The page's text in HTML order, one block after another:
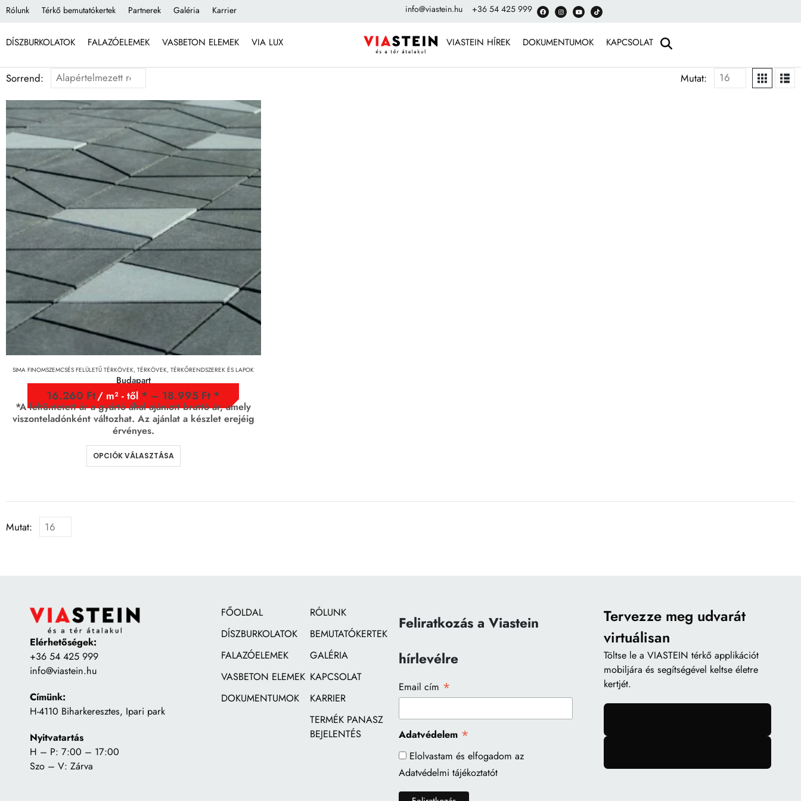
Rólunk Térkő bemutatókertek Partnerek Galéria Karrier info@viastein.hu +36 54 425 999
DÍSZBURKOLATOK FALAZÓELEMEK VASBETON ELEMEK VIA LUX VIASTEIN HÍREK DOKUMENTUMOK KAPCSOLAT
Sorrend: Mutat:
SIMA FINOMSZEMCSÉS FELÜLETŰ TÉRKÖVEK,TÉRKÖVEK, TÉRKŐRENDSZEREK ÉS LAPOK
Budapart
16.260 Ft/ m² - től – 18.995 Ft
*A feltüntetett ár a gyártó által ajánlott bruttó ár, amely
viszonteladónként változhat. Az ajánlat a készlet erejéig
érvényes.
OPCIÓK VÁLASZTÁSA
Mutat:
Elérhetőségek:
+36 54 425 999
info@viastein.hu
Címünk:
H-4110 Biharkeresztes, Ipari park
Nyitvatartás
H – P: 7:00 – 17:00
Szo – V: Zárva
FŐOLDAL
DÍSZBURKOLATOK
FALAZÓELEMEK
VASBETON ELEMEK
DOKUMENTUMOK
RÓLUNK
BEMUTATÓKERTEK
GALÉRIA
KAPCSOLAT
KARRIER
TERMÉK PANASZ
BEJELENTÉS
Feliratkozás a Viastein
hírlevélre
Email cím *
Adatvédelem *
Elolvastam és elfogadom az
Adatvédelmi tájékoztatót
Tervezze meg udvarát
virtuálisan
Töltse le a VIASTEIN térkő applikációt
mobiljára és segítségével keltse életre
kertjét.